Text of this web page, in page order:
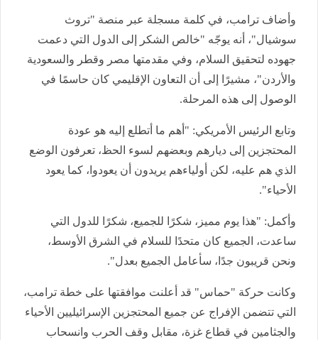
وأضاف ترامب، في كلمة مسجلة عبر منصة "تروث
سوشيال"، أنه يوجّه "خالص الشكر إلى الدول التي دعمت
جهوده لتحقيق السلام، وفي مقدمتها مصر وقطر والسعودية
والأردن"، مشيرًا إلى أن التعاون الإقليمي كان حاسمًا في
الوصول إلى هذه المرحلة.
وتابع الرئيس الأمريكي: "أهم ما أتطلع إليه هو عودة
المحتجزين إلى ديارهم وبعضهم لسوء الحظ، تعرفون الوضع
الذي هم عليه، لكن أولياءهم يريدون أن يعودوا، كما يعود
الأحياء".
وأكمل: "هذا يوم مميز، شكرًا للجميع، شكرًا للدول التي
ساعدت، الجميع كان متحدًا للسلام في الشرق الأوسط،
ونحن قريبون جدًا، سأعامل الجميع بعدل".
وكانت حركة "حماس" قد أعلنت موافقتها على خطة ترامب،
التي تتضمن الإفراج عن جميع المحتجزين الإسرائيليين الأحياء
والجثامين في قطاع غزة، مقابل وقف الحرب وانسحاب